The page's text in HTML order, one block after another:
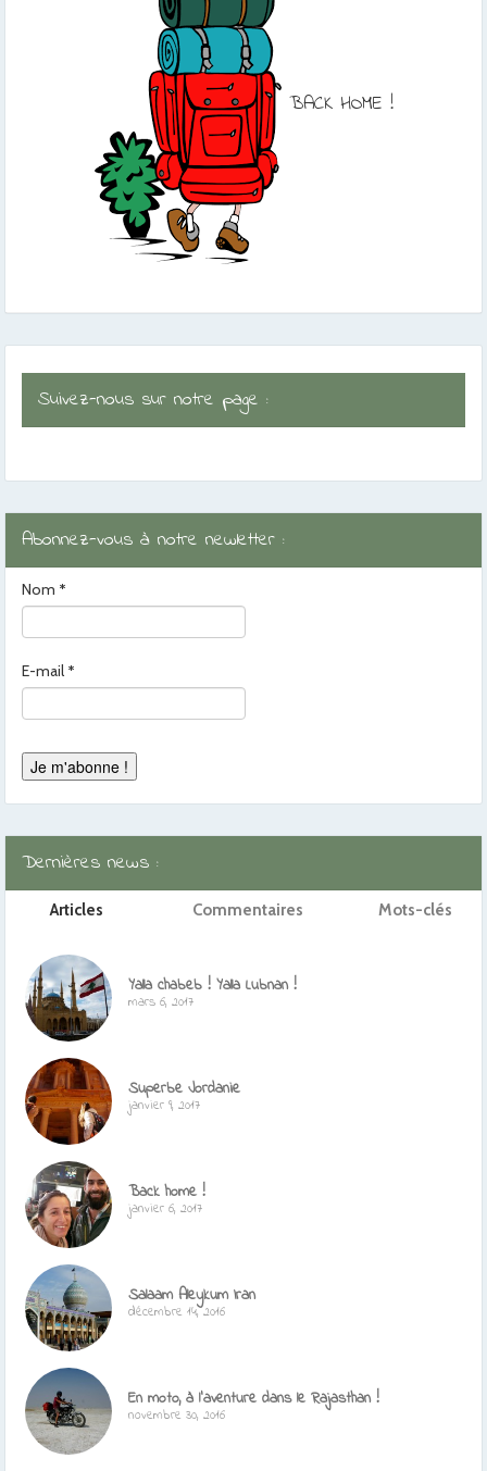
BACK HOME !
Suivez-nous sur notre page :
Abonnez-vous à notre newletter :
Nom *
E-mail *
Dernières news :
Articles Commentaires Mots-clés
Yalla chabeb ! Yalla Lubnan !
mars 6, 2017
Superbe Jordanie
janvier 9, 2017
Back home !
janvier 6, 2017
Salaam Aleykum Iran
décembre 14, 2016
En moto, à l’aventure dans le Rajasthan !
novembre 30, 2016